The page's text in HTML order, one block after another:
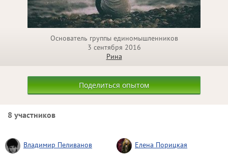
Основатель группы единомышленников
3 сентября 2016
Рина
Поделиться опытом
8 участников
Владимир Пеливанов Елена Порицкая